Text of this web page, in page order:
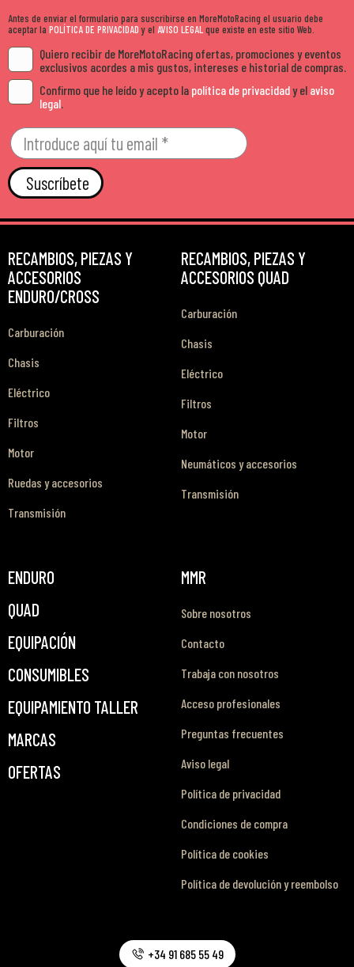
Antes de enviar el formulario para suscribirse en MoreMotoRacing el usuario debe
aceptar la POLÍTICA DE PRIVACIDADy el AVISO LEGALque existe en este sitio Web.
Quiero recibir de MoreMotoRacing ofertas, promociones y eventos
exclusivos acordes a mis gustos, intereses e historial de compras.
Confirmo que he leído y acepto la política de privacidady el aviso
legal
Suscríbete
RECAMBIOS, PIEZAS Y
ACCESORIOS
ENDURO/CROSS
Carburación
Chasis
Eléctrico
Filtros
Motor
Ruedas y accesorios
Transmisión
RECAMBIOS, PIEZAS Y
ACCESORIOS QUAD
Carburación
Chasis
Eléctrico
Filtros
Motor
Neumáticos y accesorios
Transmisión
ENDURO
QUAD
EQUIPACIÓN
CONSUMIBLES
EQUIPAMIENTO TALLER
MARCAS
OFERTAS
MMR
Sobre nosotros
Contacto
Trabaja con nosotros
Acceso profesionales
Preguntas frecuentes
Aviso legal
Política de privacidad
Condiciones de compra
Política de cookies
Política de devolución y reembolso
+34 91 685 55 49